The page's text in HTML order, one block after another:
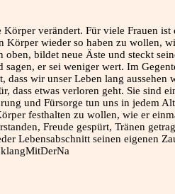
verändert. Für viele Frauen
wieder so haben zu wollen,
bildet neue Äste und steckt
er sei weniger wert. Im
wir unser Leben lang
dass etwas verloren geht. Sie
und Fürsorge tun uns in jedem
festhalten zu wollen, wie er
Freude gespürt, Tränen
Lebensabschnitt seinen eigenen